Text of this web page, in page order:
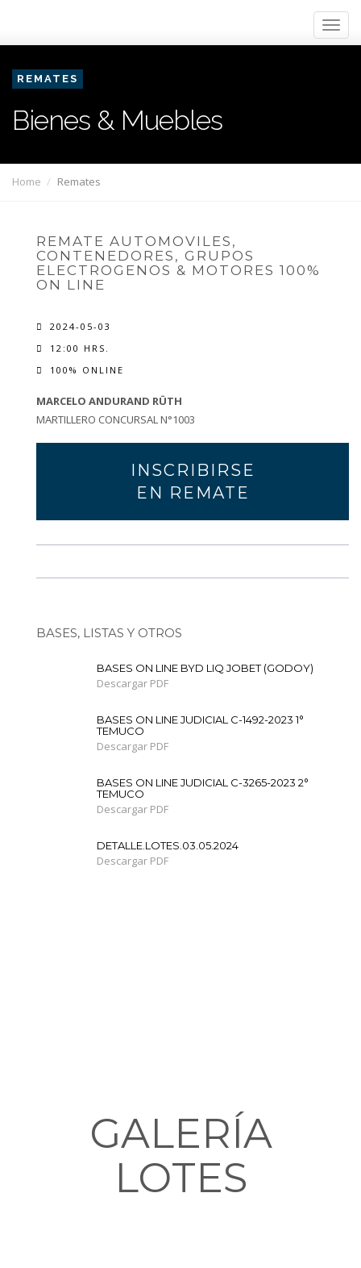
REMATES
Bienes & Muebles
Home Remates
REMATE AUTOMOVILES,
CONTENEDORES, GRUPOS
ELECTROGENOS & MOTORES 100%
ON LINE
2024-05-03
12:00 HRS.
100% ONLINE
MARCELO ANDURAND RÜTH
MARTILLERO CONCURSAL N°1003
INSCRIBIRSE
EN REMATE
BASES, LISTAS Y OTROS
BASES ON LINE BYD LIQ JOBET (GODOY)
Descargar PDF
BASES ON LINE JUDICIAL C-1492-2023 1°
TEMUCO
Descargar PDF
BASES ON LINE JUDICIAL C-3265-2023 2°
TEMUCO
Descargar PDF
DETALLE.LOTES.03.05.2024
Descargar PDF
GALERÍA
LOTES